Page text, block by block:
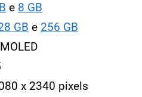
e 8 GB
GB e 256 GB
x 2340 pixels